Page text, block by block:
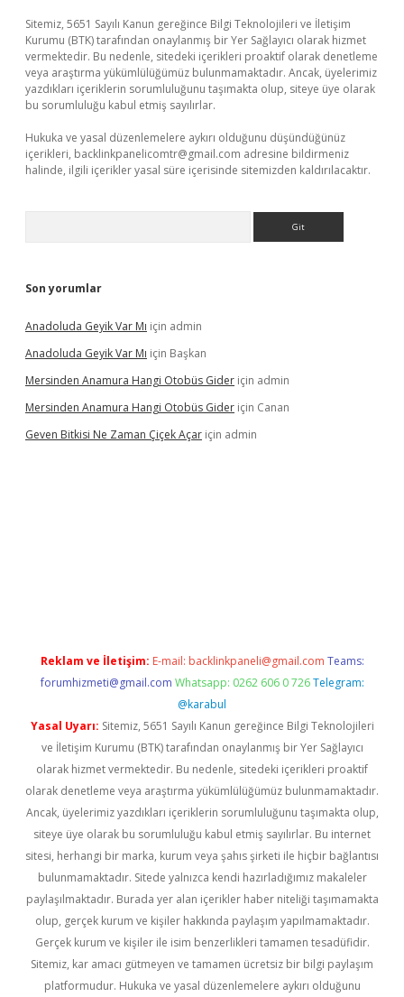
Sitemiz, 5651 Sayılı Kanun gereğince Bilgi Teknolojileri ve İletişim
Kurumu (BTK) tarafından onaylanmış bir Yer Sağlayıcı olarak hizmet
vermektedir. Bu nedenle, sitedeki içerikleri proaktif olarak denetleme
veya araştırma yükümlülüğümüz bulunmamaktadır. Ancak, üyelerimiz
yazdıkları içeriklerin sorumluluğunu taşımakta olup, siteye üye olarak
bu sorumluluğu kabul etmiş sayılırlar.
Hukuka ve yasal düzenlemelere aykırı olduğunu düşündüğünüz
içerikleri, backlinkpanelicomtr@gmail.com adresine bildirmeniz
halinde, ilgili içerikler yasal süre içerisinde sitemizden kaldırılacaktır.
Son yorumlar
Anadoluda Geyik Var Mı için admin
Anadoluda Geyik Var Mı için Başkan
Mersinden Anamura Hangi Otobüs Gider için admin
Mersinden Anamura Hangi Otobüs Gider için Canan
Geven Bitkisi Ne Zaman Çiçek Açar için admin
Reklam ve İletişim: E-mail: backlinkpaneli@gmail.com Teams:
forumhizmeti@gmail.com Whatsapp: 0262 606 0 726 Telegram:
@karabul
Yasal Uyarı: Sitemiz, 5651 Sayılı Kanun gereğince Bilgi Teknolojileri
ve İletişim Kurumu (BTK) tarafından onaylanmış bir Yer Sağlayıcı
olarak hizmet vermektedir. Bu nedenle, sitedeki içerikleri proaktif
olarak denetleme veya araştırma yükümlülüğümüz bulunmamaktadır.
Ancak, üyelerimiz yazdıkları içeriklerin sorumluluğunu taşımakta olup,
siteye üye olarak bu sorumluluğu kabul etmiş sayılırlar. Bu internet
sitesi, herhangi bir marka, kurum veya şahıs şirketi ile hiçbir bağlantısı
bulunmamaktadır. Sitede yalnızca kendi hazırladığımız makaleler
paylaşılmaktadır. Burada yer alan içerikler haber niteliği taşımamakta
olup, gerçek kurum ve kişiler hakkında paylaşım yapılmamaktadır.
Gerçek kurum ve kişiler ile isim benzerlikleri tamamen tesadüfidir.
Sitemiz, kar amacı gütmeyen ve tamamen ücretsiz bir bilgi paylaşım
platformudur. Hukuka ve yasal düzenlemelere aykırı olduğunu